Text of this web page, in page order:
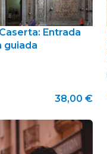
Entrada
guiada
38,00 €